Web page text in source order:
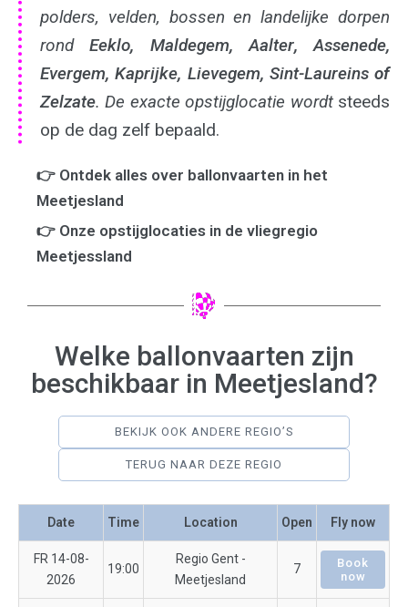
polders, velden, bossen en landelijke dorpen
rondEeklo, Maldegem, Aalter, Assenede,
Evergem,Kaprijke, Lievegem, Sint-Laureinsof
Zelzate. De exacte opstijglocatie wordtsteeds
op de dag zelf bepaald.
👉 Ontdek alles over ballonvaarten in het
Meetjesland
👉 Onze opstijglocaties in de vliegregio
Meetjessland
Welke ballonvaarten zijn
beschikbaar in Meetjesland?
BEKIJK OOK ANDERE REGIO’S
TERUG NAAR DEZE REGIO
Date Time Location Open Fly now
FR 14-08-
2026
19:00
Regio Gent -
Meetjesland
7
Book
now